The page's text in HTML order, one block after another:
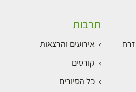
תרבות
אירועים והרצאות
קורסים
כל הסיורים